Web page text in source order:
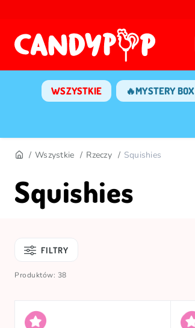
WSZYSTKIE 🔥MYSTERY BOX
Wszystkie Rzeczy Squishies
Squishies
FILTRY
Produktów: 38